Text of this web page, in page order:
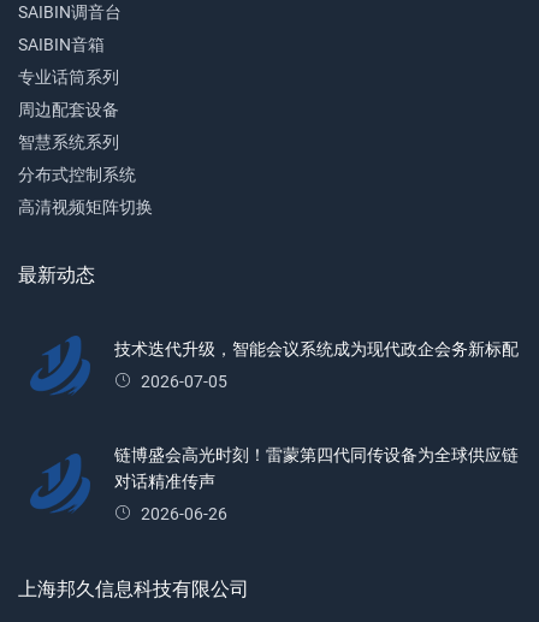
SAIBIN调音台
SAIBIN音箱
专业话筒系列
周边配套设备
智慧系统系列
分布式控制系统
高清视频矩阵切换
最新动态
技术迭代升级，智能会议系统成为现代政企会务新标配
2026-07-05
链博盛会高光时刻！雷蒙第四代同传设备为全球供应链
对话精准传声
2026-06-26
上海邦久信息科技有限公司